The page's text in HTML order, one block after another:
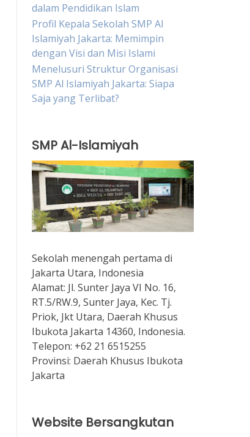
dalam Pendidikan Islam
Profil Kepala Sekolah SMP Al
Islamiyah Jakarta: Memimpin
dengan Visi dan Misi Islami
Menelusuri Struktur Organisasi
SMP Al Islamiyah Jakarta: Siapa
Saja yang Terlibat?
SMP Al-Islamiyah
Sekolah menengah pertama di
Jakarta Utara, Indonesia
Alamat: Jl. Sunter Jaya VI No. 16,
RT.5/RW.9, Sunter Jaya, Kec. Tj.
Priok, Jkt Utara, Daerah Khusus
Ibukota Jakarta 14360, Indonesia.
Telepon: +62 21 6515255
Provinsi: Daerah Khusus Ibukota
Jakarta
Website Bersangkutan